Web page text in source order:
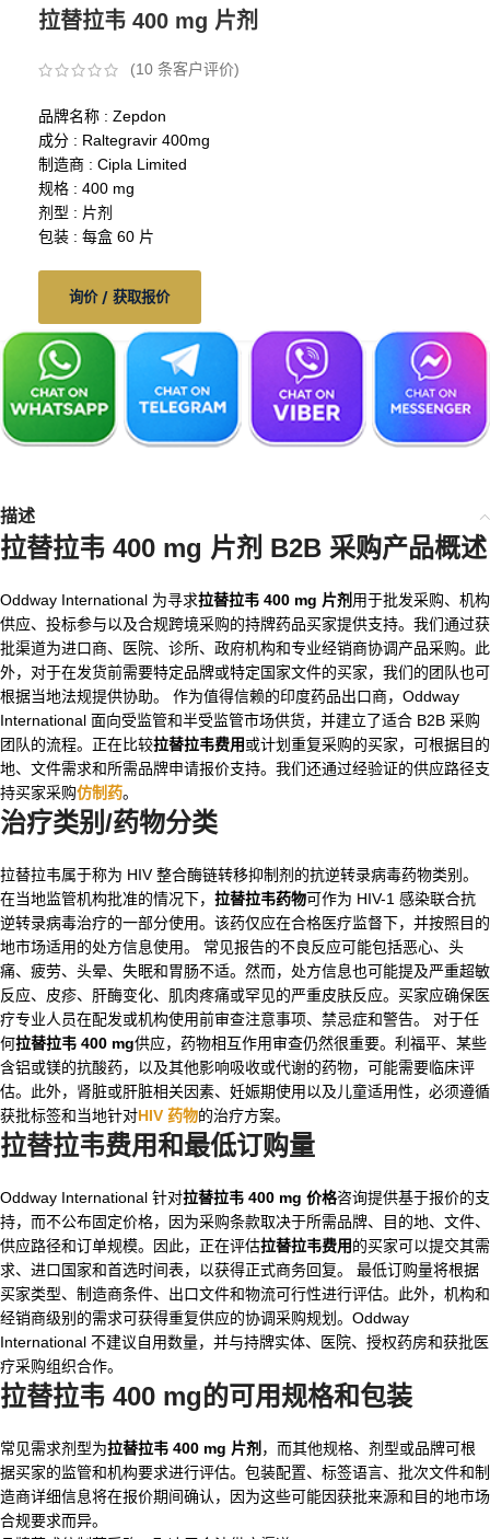
拉替拉韦 400 mg 片剂
(10 条客户评价)
品牌名称 : Zepdon
成分 : Raltegravir 400mg
制造商 : Cipla Limited
规格 : 400 mg
剂型 : 片剂
包装 : 每盒 60 片
询价 / 获取报价
描述
拉替拉韦 400 mg 片剂 B2B 采购产品概述
Oddway International 为寻求拉替拉韦 400 mg 片剂 用于批发采购、机构
供应、投标参与以及合规跨境采购的持牌药品买家提供支持。我们通过获
批渠道为进口商、医院、诊所、政府机构和专业经销商协调产品采购。此
外，对于在发货前需要特定品牌或特定国家文件的买家，我们的团队也可
根据当地法规提供协助。 作为值得信赖的印度药品出口商，Oddway
International 面向受监管和半受监管市场供货，并建立了适合 B2B 采购
团队的流程。正在比较拉替拉韦费用或计划重复采购的买家，可根据目的
地、文件需求和所需品牌申请报价支持。我们还通过经验证的供应路径支
持买家采购仿制药。
治疗类别/药物分类
拉替拉韦属于称为 HIV 整合酶链转移抑制剂的抗逆转录病毒药物类别。
在当地监管机构批准的情况下， 拉替拉韦药物可作为 HIV-1 感染联合抗
逆转录病毒治疗的一部分使用。该药仅应在合格医疗监督下，并按照目的
地市场适用的处方信息使用。 常见报告的不良反应可能包括恶心、头
痛、疲劳、头晕、失眠和胃肠不适。然而，处方信息也可能提及严重超敏
反应、皮疹、肝酶变化、肌肉疼痛或罕见的严重皮肤反应。买家应确保医
疗专业人员在配发或机构使用前审查注意事项、禁忌症和警告。 对于任
何拉替拉韦 400 mg供应，药物相互作用审查仍然很重要。利福平、某些
含铝或镁的抗酸药，以及其他影响吸收或代谢的药物，可能需要临床评
估。此外，肾脏或肝脏相关因素、妊娠期使用以及儿童适用性，必须遵循
获批标签和当地针对HIV 药物的治疗方案。
拉替拉韦费用和最低订购量
Oddway International 针对拉替拉韦 400 mg 价格咨询提供基于报价的支
持，而不公布固定价格，因为采购条款取决于所需品牌、目的地、文件、
供应路径和订单规模。因此，正在评估拉替拉韦费用的买家可以提交其需
求、进口国家和首选时间表，以获得正式商务回复。 最低订购量将根据
买家类型、制造商条件、出口文件和物流可行性进行评估。此外，机构和
经销商级别的需求可获得重复供应的协调采购规划。Oddway
International 不建议自用数量，并与持牌实体、医院、授权药房和获批医
疗采购组织合作。
拉替拉韦 400 mg的可用规格和包装
常见需求剂型为拉替拉韦 400 mg 片剂 ，而其他规格、剂型或品牌可根
据买家的监管和机构要求进行评估。包装配置、标签语言、批次文件和制
造商详细信息将在报价期间确认，因为这些可能因获批来源和目的地市场
合规要求而异。